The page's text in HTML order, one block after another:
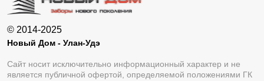
© 2014-2025
Новый Дом - Улан-Удэ
Сайт носит исключительно информационный характер и не
является публичной офертой, определяемой положениями ГК